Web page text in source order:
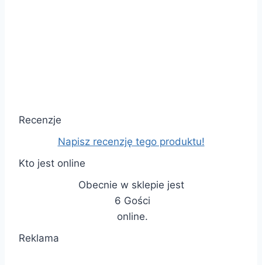
Recenzje
Napisz recenzję tego produktu!
Kto jest online
Obecnie w sklepie jest
6 Gości
online.
Reklama